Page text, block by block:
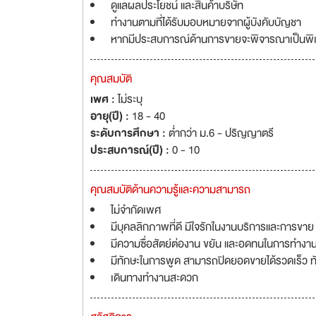
ดูแลผลประโยชน์ และสินค้าบริษัท
ทำงานตามที่ได้รับมอบหมายจากผู้บังคับบัญชา
หากมีประสบการณ์ด้านการขายจะพิจารณาเป็นพิ
คุณสมบัติ
เพศ :ไม่ระบุ
อายุ(ปี) : 18 - 40
ระดับการศึกษา :ต่ำกว่า ม.6 - ปริญญาตรี
ประสบการณ์(ปี) :0 - 10
คุณสมบัติด้านความรู้และความสามารถ
ไม่จำกัดเพศ
มีบุคลลิกภาพที่ดี มีใจรักในงานบริการและการขาย
มีความซื่อสัตย์ต่องาน ขยัน และอดทนในการทำงา
มีทักษะในการพูด สามารถปิดยอดขายได้รวดเร็ว
เดินทางทำงานสะดวก